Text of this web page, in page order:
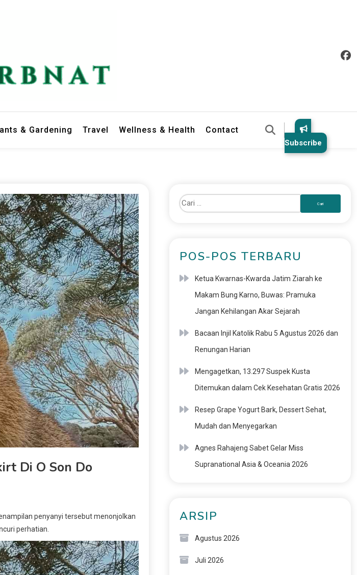
& Gardening Travel Wellness & Health Contact
Subscribe
Di O Son Do
penyanyi tersebut menonjolkan
perhatian.
POS-POS TERBARU
Ketua Kwarnas-Kwarda Jatim Ziarah ke
Makam Bung Karno, Buwas: Pramuka
Jangan Kehilangan Akar Sejarah
Bacaan Injil Katolik Rabu 5 Agustus 2026 dan
Renungan Harian
Mengagetkan, 13.297 Suspek Kusta
Ditemukan dalam Cek Kesehatan Gratis 2026
Resep Grape Yogurt Bark, Dessert Sehat,
Mudah dan Menyegarkan
Agnes Rahajeng Sabet Gelar Miss
Supranational Asia & Oceania 2026
ARSIP
Agustus 2026
Juli 2026